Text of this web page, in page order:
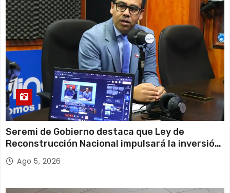
Seremi de Gobierno destaca que Ley de
Reconstrucción Nacional impulsará la inversión
y el empleo en Tarapacá
Ago 5, 2026